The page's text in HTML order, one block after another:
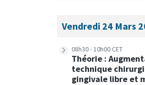
Vendredi 24 Mars
08h30 - 10h00 CET
Théorie :
technique
gingivale libre et